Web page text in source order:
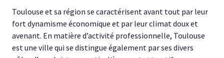
Toulouse et sa région se caractérisent avant tout par leur
fort dynamisme économique et par leur climat doux et
avenant. En matière d’activité professionnelle, Toulouse
est une ville qui se distingue également par ses divers